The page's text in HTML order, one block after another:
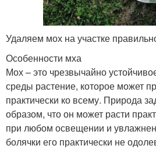
Удаляем мох на участке
Особенности мха
Мох – это чрезвычайно
среды растение, которое может
практически ко всему. Природа
образом, что он может расти
при любом освещении и
болячки его практически не